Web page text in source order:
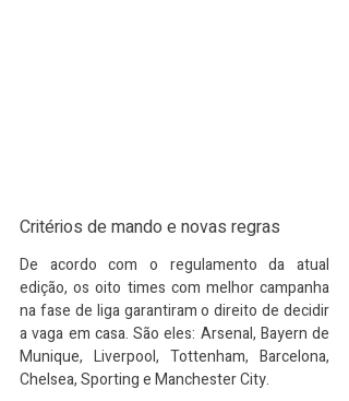
Critérios de mando e novas regras
De acordo com o regulamento da atual
edição, os oito times com melhor campanha
na fase de liga garantiram o direito de decidir
a vaga em casa. São eles: Arsenal, Bayern de
Munique, Liverpool, Tottenham, Barcelona,
Chelsea, Sporting e Manchester City.